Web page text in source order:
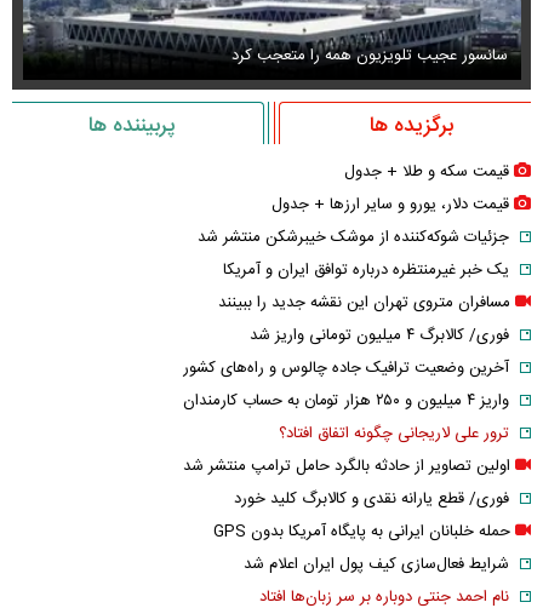
سانسور عجیب تلویزیون همه را متعجب کرد
برگزیده ها پربیننده ها
قیمت سکه و طلا + جدول
قیمت دلار، یورو و سایر ارز‌ها + جدول
جزئیات شوکه‌کننده از موشک خیبرشکن منتشر شد
یک خبر غیرمنتظره درباره توافق ایران و آمریکا
مسافران متروی تهران این نقشه جدید را ببینند
فوری/ کالابرگ ۴ میلیون تومانی واریز شد
آخرین وضعیت ترافیک جاده چالوس و راه‌های کشور
واریز ۴ میلیون و ۲۵۰ هزار تومان به حساب کارمندان
ترور علی لاریجانی چگونه اتفاق افتاد؟
اولین تصاویر از حادثه بالگرد حامل ترامپ منتشر شد
فوری/ قطع یارانه نقدی و کالابرگ کلید خورد
حمله خلبانان ایرانی به پایگاه آمریکا بدون GPS
شرایط فعال‌سازی کیف پول ایران اعلام شد
نام احمد جنتی دوباره بر سر زبان‌ها افتاد